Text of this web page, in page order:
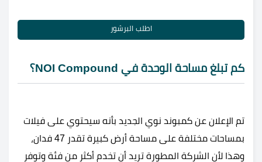
اطلب البرشور
كم تبلغ مساحة الوحدة في NOI Compound؟
تم الإعلان عن كمبوند نوي الجديد بأنه سيحتوي على فيلات
بمساحات مختلفة على مساحة أرض كبيرة تقدر 47 فدان،
وهذا لأن الشركة المطورة تريد أن تخدم أكثر من فئة وتوفر